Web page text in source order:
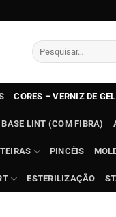
Pesquisar
por:
CORES – VERNIZ DE GEL
BASE LINT (COM FIBRA)
PINCÉIS
ESTERILIZAÇÃO